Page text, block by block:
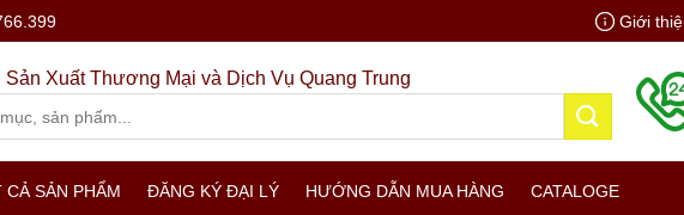
Giới
Sản Xuất Thương Mại và Dịch Vụ Quang Trung
CẢ SẢN PHẨM ĐĂNG KÝ ĐẠI LÝ HƯỚNG DẪN MUA HÀNG CATALOGE